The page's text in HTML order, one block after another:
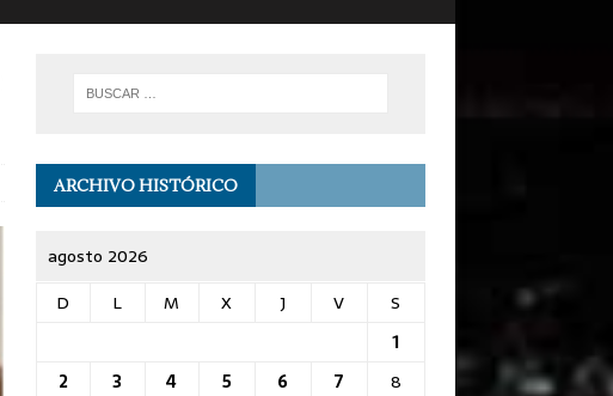
ARCHIVO HISTÓRICO
agosto 2026
D
L M X J V
S
1
2
3 4 5 6 7
8